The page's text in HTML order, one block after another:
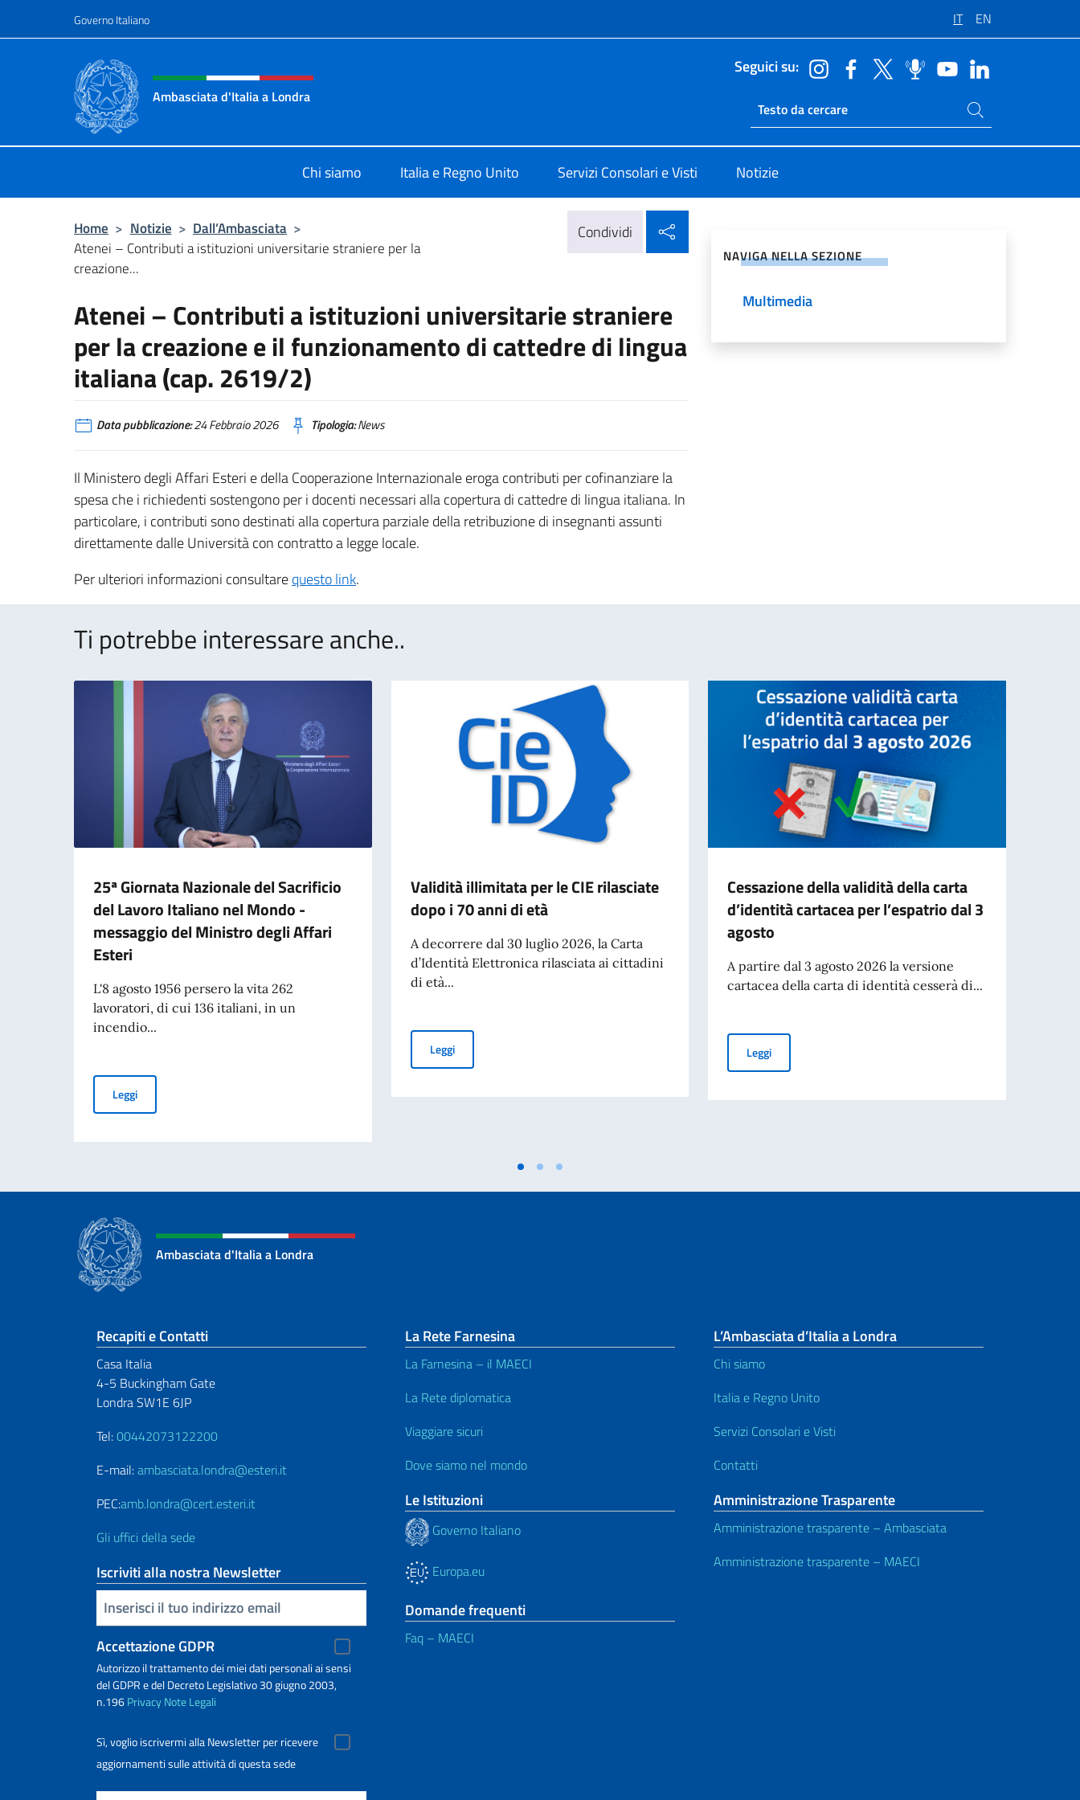
Governo Italiano IT EN
Intestazione sito, social e menù
Ambasciata d'Italia a Londra
Seguici su:
Ricerca sito live
Cerca nel sito
Chi siamo Italia e Regno Unito Servizi Consolari e Visti Notizie
Home > Notizie > Dall’Ambasciata >
Atenei – Contributi a istituzioni universitarie straniere per la
creazione...
Condividi
Atenei – Contributi a istituzioni universitarie straniere
per la creazione e il funzionamento di cattedre di lingua
italiana (cap. 2619/2)
Data pubblicazione:24 Febbraio 2026 Tipologia:News
Il Ministero degli Affari Esteri e della Cooperazione Internazionale eroga contributi per cofinanziare la
spesa che i richiedenti sostengono per i docenti necessari alla copertura di cattedre di lingua italiana. In
particolare, i contributi sono destinati alla copertura parziale della retribuzione di insegnanti assunti
direttamente dalle Università con contratto a legge locale.
Per ulteriori informazioni consultarequesto link.
NAVIGA NELLA SEZIONE
Multimedia
Ti potrebbe interessare anche..
25ª Giornata Nazionale del Sacrificio
del Lavoro Italiano nel Mondo -
messaggio del Ministro degli Affari
Esteri
L'8 agosto 1956 persero la vita 262
lavoratori, di cui 136 italiani, in un
incendio...
Leggi25ª Giornata Nazionale del Sacrificio del Lavoro Italiano nel Mondo - messaggio del Ministro degli Affari Esteri
Validità illimitata per le CIE rilasciate
dopo i 70 anni di età
A decorrere dal 30 luglio 2026, la Carta
d’Identità Elettronica rilasciata ai cittadini
di età...
LeggiValidità illimitata per le CIE rilasciate dopo i 70 anni di età
Cessazione della validità della carta
d’identità cartacea per l’espatrio dal 3
agosto
A partire dal 3 agosto 2026 la versione
cartacea della carta di identità cesserà di...
LeggiCessazione della validità della carta d’identità cartacea per
Ambasciata d'Italia a Londra
Sezione footer
Recapiti e Contatti
Casa Italia
4-5 Buckingham Gate
Londra SW1E 6JP
Tel:00442073122200
E-mail:ambasciata.londra@esteri.it
PEC:amb.londra@cert.esteri.it
Gli uffici della sede
Iscriviti alla nostra Newsletter
Inserisci la tua email
Accettazione GDPR
Autorizzo il trattamento dei miei dati personali ai sensi
del GDPR e del Decreto Legislativo 30 giugno 2003,
n.196PrivacyNote Legali
Sì, voglio iscrivermi alla Newsletter per ricevere
aggiornamenti sulle attività di questa sede
La Rete Farnesina
La Farnesina – il MAECI
La Rete diplomatica
Viaggiare sicuri
Dove siamo nel mondo
Le Istituzioni
Governo Italiano
Europa.eu
Domande frequenti
Faq – MAECI
L’Ambasciata d’Italia a Londra
Chi siamo
Italia e Regno Unito
Servizi Consolari e Visti
Contatti
Amministrazione Trasparente
Amministrazione trasparente – Ambasciata
Amministrazione trasparente – MAECI